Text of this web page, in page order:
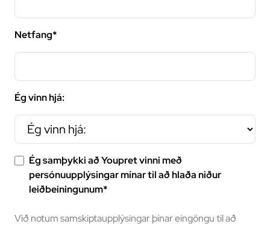
Netfang*
Ég vinn hjá:
Ég samþykki að Youpret vinni með
persónuupplýsingar mínar til að hlaða niður
leiðbeiningunum*
Við notum samskiptaupplýsingar þínar eingöngu til að